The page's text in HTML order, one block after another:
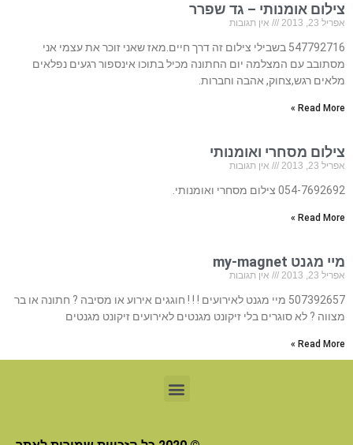
צילום אומנותי – גד שפרר
אפריל 23, 2013 אין תגובות
547792716 בשבילי צילום זה דרך חיים.מאז שאני זוכר את עצמי אני
מסתובב עם המצלמה יום החתונה מכיל בתוכו אינספור רגעים נפלאים
מלאים רגש,צחוק, אהבה וחברות.
Read More »
צילום מסחרי ואומנותי
אפריל 23, 2013 אין תגובות
054-7692692 צילום מסחרי ואומנותי.
Read More »
מיי מגנט my-magnet
אפריל 23, 2013 אין תגובות
507392657 מיי מגנט לאירועים ! ! ! חוגגים אירוע או מסיבה ? חתונה או בר
מצווה ? לא סוגרים בלי זיקונט מגנטים לאירועים זיקונט מגנטים
Read More »